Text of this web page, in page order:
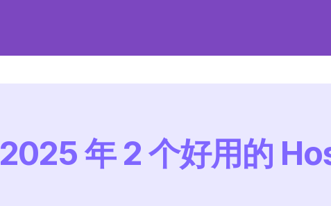
2025 年 2 个好用的